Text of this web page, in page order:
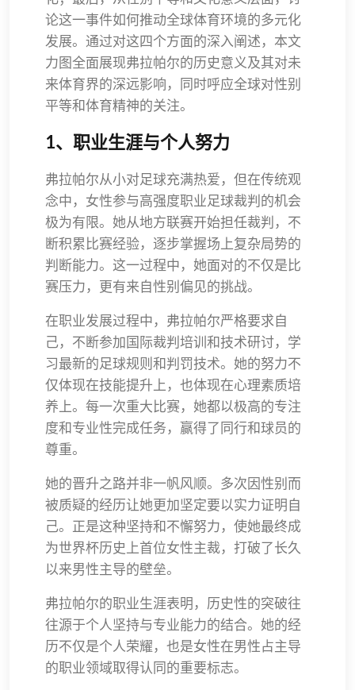
论这一事件如何推动全球体育环境的多元化
发展。通过对这四个方面的深入阐述，本文
力图全面展现弗拉帕尔的历史意义及其对未
来体育界的深远影响，同时呼应全球对性别
平等和体育精神的关注。
1、职业生涯与个人努力
弗拉帕尔从小对足球充满热爱，但在传统观
念中，女性参与高强度职业足球裁判的机会
极为有限。她从地方联赛开始担任裁判，不
断积累比赛经验，逐步掌握场上复杂局势的
判断能力。这一过程中，她面对的不仅是比
赛压力，更有来自性别偏见的挑战。
在职业发展过程中，弗拉帕尔严格要求自
己，不断参加国际裁判培训和技术研讨，学
习最新的足球规则和判罚技术。她的努力不
仅体现在技能提升上，也体现在心理素质培
养上。每一次重大比赛，她都以极高的专注
度和专业性完成任务，赢得了同行和球员的
尊重。
她的晋升之路并非一帆风顺。多次因性别而
被质疑的经历让她更加坚定要以实力证明自
己。正是这种坚持和不懈努力，使她最终成
为世界杯历史上首位女性主裁，打破了长久
以来男性主导的壁垒。
弗拉帕尔的职业生涯表明，历史性的突破往
往源于个人坚持与专业能力的结合。她的经
历不仅是个人荣耀，也是女性在男性占主导
的职业领域取得认同的重要标志。